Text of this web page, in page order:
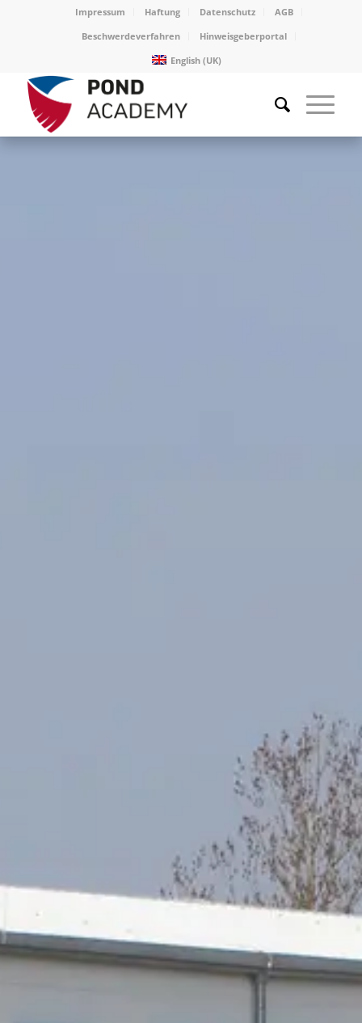
Impressum Haftung Datenschutz
AGB
Beschwerdeverfahren
Hinweisgeberportal
English (UK)